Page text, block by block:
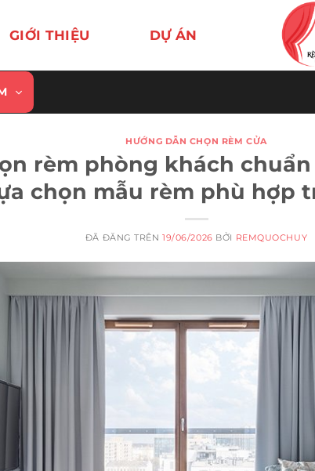
GIỚI THIỆU DỰ ÁN
HƯỚNG DẪN CHỌN RÈM CỬA
rèm phòng khách
chọn mẫu rèm phù hợp
ĐÃ ĐĂNG TRÊN19/06/2026 BỞI REMQUOCHUY